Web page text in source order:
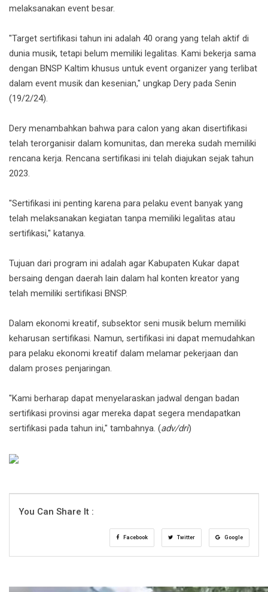
melaksanakan event besar.
"Target sertifikasi tahun ini adalah 40 orang yang telah aktif di
dunia musik, tetapi belum memiliki legalitas. Kami bekerja sama
dengan BNSP Kaltim khusus untuk event organizer yang terlibat
dalam event musik dan kesenian," ungkap Dery pada Senin
(19/2/24).
Dery menambahkan bahwa para calon yang akan disertifikasi
telah terorganisir dalam komunitas, dan mereka sudah memiliki
rencana kerja. Rencana sertifikasi ini telah diajukan sejak tahun
2023.
"Sertifikasi ini penting karena para pelaku event banyak yang
telah melaksanakan kegiatan tanpa memiliki legalitas atau
sertifikasi," katanya.
Tujuan dari program ini adalah agar Kabupaten Kukar dapat
bersaing dengan daerah lain dalam hal konten kreator yang
telah memiliki sertifikasi BNSP.
Dalam ekonomi kreatif, subsektor seni musik belum memiliki
keharusan sertifikasi. Namun, sertifikasi ini dapat memudahkan
para pelaku ekonomi kreatif dalam melamar pekerjaan dan
dalam proses penjaringan.
"Kami berharap dapat menyelaraskan jadwal dengan badan
sertifikasi provinsi agar mereka dapat segera mendapatkan
sertifikasi pada tahun ini," tambahnya. (adv/dri)
You Can Share It :
Facebook Twitter Google